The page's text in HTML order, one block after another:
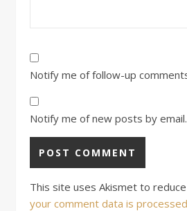
Notify me of follow-up
Notify me of new posts by email.
This site uses Akismet to
your comment data is